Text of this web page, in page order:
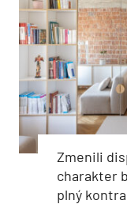
Zmenili
charakter
plný